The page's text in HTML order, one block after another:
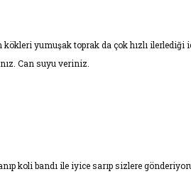
yumuşak toprak da çok hızlı ilerlediği
Can suyu veriniz.
koli bandı ile iyice sarıp sizlere